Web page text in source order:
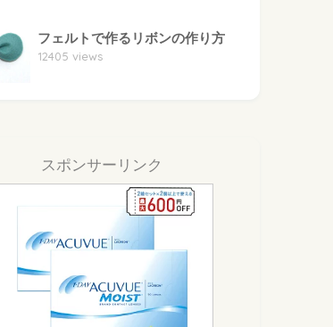
フェルトで作るリボンの作り方
12405 views
スポンサーリンク